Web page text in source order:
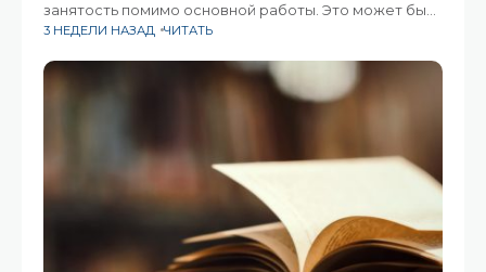
занятость помимо основной работы. Это может быть
фриланс, преподавание, консультации, собственный
товаров.Раньше подработка чаще ассоциировалась
3 НЕДЕЛИ НАЗАД ЧИТАТЬ